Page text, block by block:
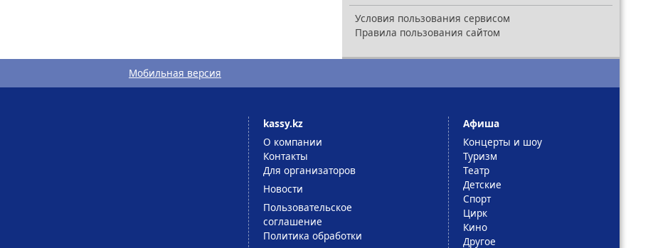
Условия пользования сервисом
Правила пользования сайтом
Мобильная версия
kassy.kz
О компании
Контакты
Для организаторов
Новости
Пользовательское
соглашение
Политика обработки
Афиша
Концерты и шоу
Туризм
Театр
Детские
Спорт
Цирк
Кино
Другое